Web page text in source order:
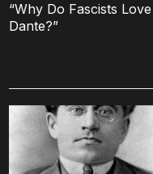
“Why Do Fascists Love
Dante?”